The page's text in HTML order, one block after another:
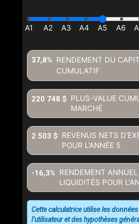
conditions d'utilisation et vous nous fournissez
communiquer avec vous.
RENDEMENT DU
CUMULATIF
37,8%
PLUS-VALUE
MARCHÉ
220 748 $
REVENUS NETS
POUR L'ANNÉE 5
2 503 $
RENDEMENT ANNUEL
LIQUIDITÉS POUR
-16,3%
Cette calculatrice utilise les
l’utilisateur et des hypothèses